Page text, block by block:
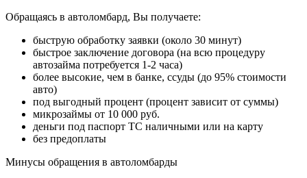
Обращаясь в автоломбард, Вы получаете:
быструю обработку заявки (около 30 минут)
быстрое заключение договора (на всю процедуру
автозайма потребуется 1-2 часа)
более высокие, чем в банке, ссуды (до 95% стоимости
авто)
под выгодный процент (процент зависит от суммы)
микрозаймы от 10 000 руб.
деньги под паспорт ТС наличными или на карту
без предоплаты
Минусы обращения в автоломбарды